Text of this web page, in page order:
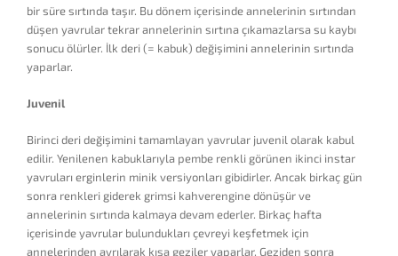
bir süre sırtında taşır. Bu dönem içerisinde annelerinin sırtından
düşen yavrular tekrar annelerinin sırtına çıkamazlarsa su kaybı
sonucu ölürler. İlk deri (= kabuk) değişimini annelerinin sırtında
yaparlar.
Juvenil
Birinci deri değişimini tamamlayan yavrular juvenil olarak kabul
edilir. Yenilenen kabuklarıyla pembe renkli görünen ikinci instar
yavruları erginlerin minik versiyonları gibidirler. Ancak birkaç gün
sonra renkleri giderek grimsi kahverengine dönüşür ve
annelerinin sırtında kalmaya devam ederler. Birkaç hafta
içerisinde yavrular bulundukları çevreyi keşfetmek için
annelerinden ayrılarak kısa geziler yaparlar. Geziden sonra